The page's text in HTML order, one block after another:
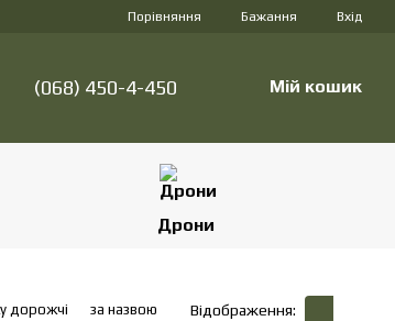
Порівняння Бажання Вхід
(068) 450-4-450 Мій кошик
Дрони
дорожчі за назвою Відображення: